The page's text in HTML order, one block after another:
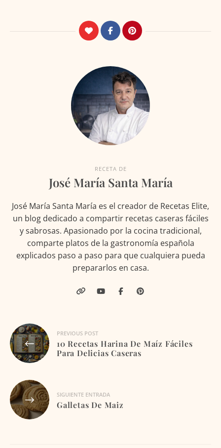
RECETA DE
José María Santa María
José María Santa María es el creador de Recetas Elite,
un blog dedicado a compartir recetas caseras fáciles
y sabrosas. Apasionado por la cocina tradicional,
comparte platos de la gastronomía española
explicados paso a paso para que cualquiera pueda
prepararlos en casa.
Navegación
de
entradas
PREVIOUS POST
10 Recetas Harina De Maíz Fáciles
Para Delicias Caseras
SIGUIENTE ENTRADA
Galletas De Maiz